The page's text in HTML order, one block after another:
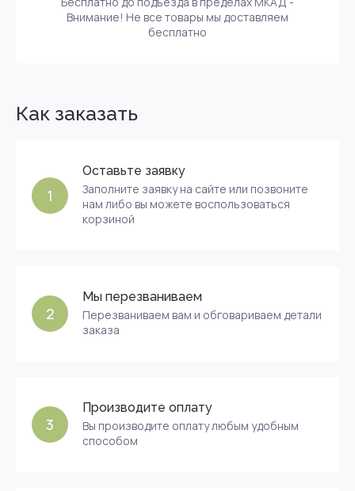
Внимание! Не все товары мы доставляем
бесплатно
Как заказать
1
Оставьте заявку
Заполните заявку на сайте или позвоните
нам либо вы можете воспользоваться
корзиной
2
Мы перезваниваем
Перезваниваем вам и обговариваем детали
заказа
3
Производите оплату
Вы производите оплату любым удобным
способом